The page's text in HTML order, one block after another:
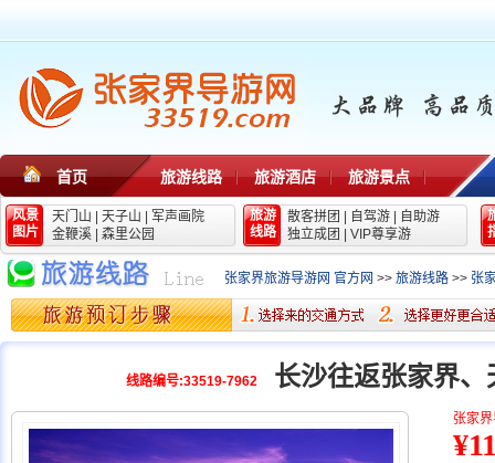
首页 旅游线路 旅游酒店 旅游景点
风景
图片
天门山 天子山
军声画院
金鞭溪
森里公园
旅游
线路
散客拼团 自驾游
自助游
独立成团
VIP尊享游
张家界旅游导游网 官方网 >> 旅游线路 >> 张
线路编号:33519-7962 长沙往返张家界
张家